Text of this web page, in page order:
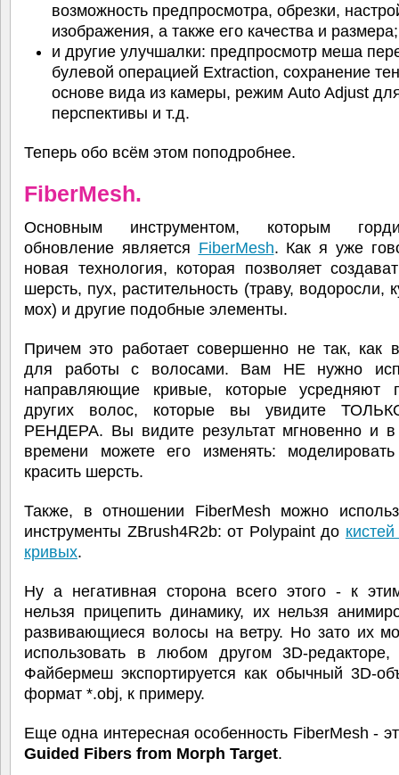
возможность предпросмотра, обрезки,
изображения, а также его качества и размера;
и другие улучшалки: предпросмотр меша
булевой операцией Extraction, сохранение
основе вида из камеры, режим Auto Adjust
перспективы и т.д.
Теперь обо всём этом поподробнее.
FiberMesh.
Основным инструментом, которым
обновление является FiberMesh. Как я уже
новая технология, которая позволяет
шерсть, пух, растительность (траву, водоросли,
мох) и другие подобные элементы.
Причем это работает совершенно не так, как
для работы с волосами. Вам НЕ нужно
направляющие кривые, которые усредняют
других волос, которые вы увидите
РЕНДЕРА. Вы видите результат мгновенно и
времени можете его изменять: моделировать
красить шерсть.
Также, в отношении FiberMesh можно
инструменты ZBrush4R2b: от Polypaint до
кривых.
Ну а негативная сторона всего этого - к
нельзя прицепить динамику, их нельзя
развивающиеся волосы на ветру. Но зато их
использовать в любом другом 3D-редакторе,
Файбермеш экспортируется как обычный 3D-
формат *.obj, к примеру.
Еще одна интересная особенность FiberMesh -
Guided Fibers from Morph Target.